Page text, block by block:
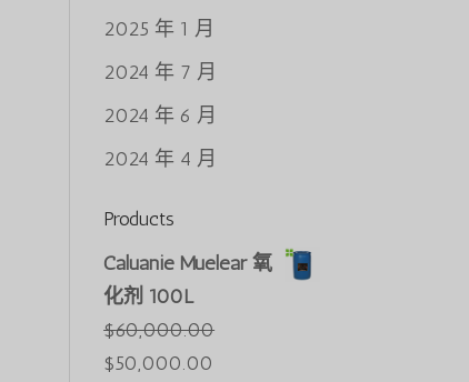
2025 年 1 月
2024 年 7 月
2024 年 6 月
2024 年 4 月
Products
Caluanie Muelear 氧
化剂 100L
$60,000.00
原
$50,000.00